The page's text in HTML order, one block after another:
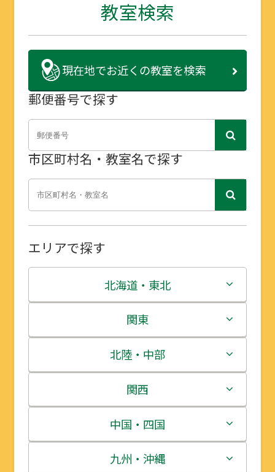
教室検索
現在地でお近くの教室を検索
郵便番号で探す
市区町村名・教室名で探す
エリアで探す
北海道・東北
北海道
青森県
岩手県
宮城県
秋田県
関東
茨城県
栃木県
群馬県
埼玉県
北陸・中部
新潟県
富山県
石川県
関西
三重県
滋賀県
中国・四国
鳥取県
九州・沖縄